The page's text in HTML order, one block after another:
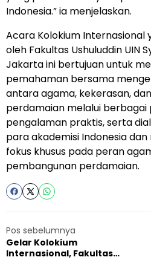
Indonesia.” ia menjelaskan.
Acara Kolokium Internasional
oleh Fakultas Ushuluddin UIN
Jakarta ini bertujuan untuk
pemahaman bersama
antara agama, kekerasan,
perdamaian melalui
pengalaman praktis, serta
para akademisi Indonesia
fokus khusus pada peran
pembangunan perdamaian.
Pos sebelumnya
Gelar Kolokium
Internasional, Fakultas